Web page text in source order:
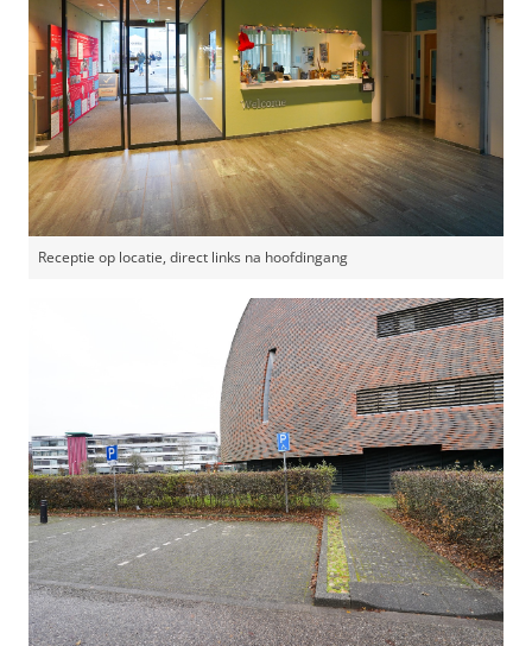
Receptie op locatie, direct links na hoofdingang